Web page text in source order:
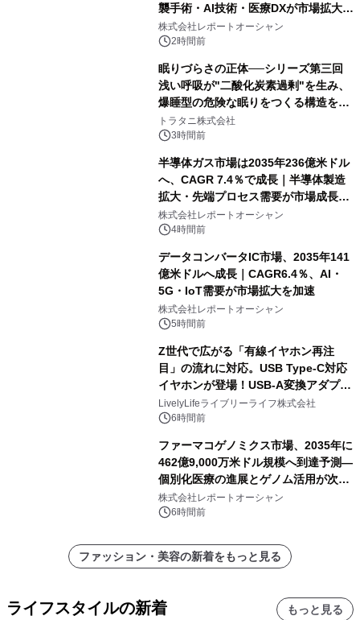
襲手術・AI技術・医療DXが市場拡大を
牽引
株式会社レポートオーシャン
2時間前
眠りづらさの正体──シリーズ第三回
浅い呼吸が"二酸化炭素過剰"を生み、
爆睡型の危険な眠りをつくる構造を解
説
トラタニ株式会社
3時間前
半導体ガス市場は2035年236億米ドル
へ、CAGR 7.4％で成長｜半導体製造
拡大・先端プロセス需要が市場成長を
加速
株式会社レポートオーシャン
4時間前
データコンバータIC市場、2035年141
億米ドルへ成長｜CAGR6.4％、AI・
5G・IoT需要が市場拡大を加速
株式会社レポートオーシャン
5時間前
Z世代で広がる「有線イヤホン再注
目」の流れに対応。USB Type-C対応
イヤホンが登場！USB-A変換アダプタ
ー付きでスマホからパソコンまで幅広
く活用可能
LivelyLifeライブリーライフ株式会社
6時間前
ファーマコゲノミクス市場、2035年に
462億9,000万米ドル規模へ到達予測―
個別化医療の進展とゲノム活用が次世
代ヘルスケア投資を加速
株式会社レポートオーシャン
6時間前
ファッション・美容の新着をもっと見る
ライフスタイルの新着 もっと見る